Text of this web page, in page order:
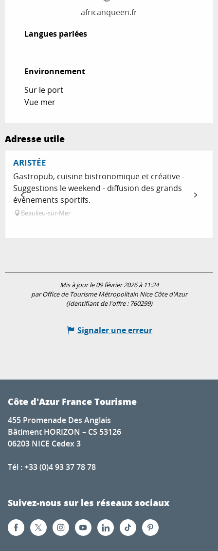
africanqueen.fr
Langues parlées
Langues parlées
Environnement
Environnement
Sur le port
Vue mer
Adresse utile
ARISTÉE
Gastropub, cuisine bistronomique et créative -
Suggestions le weekend - diffusion des grands
événements sportifs.
Beaulieu-sur-Mer
Mis à jour le 09 février 2026 à 11:24
par Office de Tourisme Métropolitain Nice Côte d'Azur
(Identifiant de l'offre : 760299)
Signaler une erreur
Côte d'Azur France Tourisme
455 Promenade Des Anglais
Bâtiment HORIZON – CS 53126
06203 NICE Cedex 3
Tél : +33 (0)4 93 37 78 78
Suivez-nous sur les réseaux sociaux